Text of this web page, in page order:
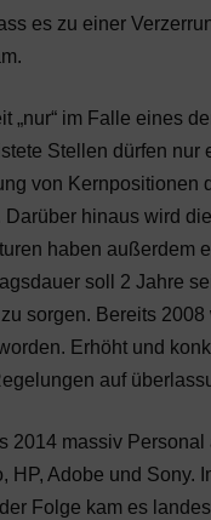
es zu einer
„nur“ im Falle eines
Stellen dürfen
von Kernpositionen
hinaus wird
haben außerdem
soll 2 Jahre
sorgen. Bereits
Erhöht und
auf
massiv
HP, Adobe und Sony.
Folge kam es